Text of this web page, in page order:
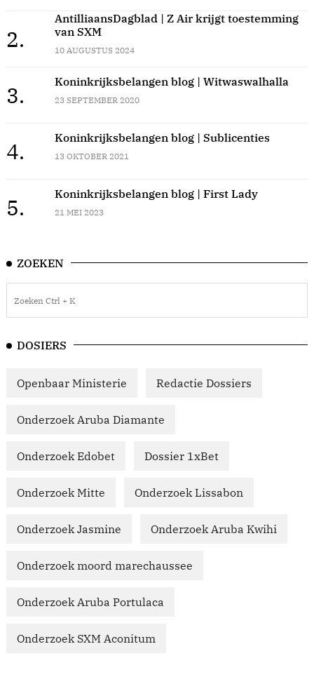
2.
AntilliaansDagblad | Z Air krijgt toestemming
van SXM
10 AUGUSTUS 2024
3.
Koninkrijksbelangen blog | Witwaswalhalla
23 SEPTEMBER 2020
4.
Koninkrijksbelangen blog | Sublicenties
13 OKTOBER 2021
5.
Koninkrijksbelangen blog | First Lady
21 MEI 2023
ZOEKEN
DOSIERS
Openbaar Ministerie Redactie Dossiers
Onderzoek Aruba Diamante
Onderzoek Edobet Dossier 1xBet
Onderzoek Mitte Onderzoek Lissabon
Onderzoek Jasmine Onderzoek Aruba Kwihi
Onderzoek moord marechaussee
Onderzoek Aruba Portulaca
Onderzoek SXM Aconitum